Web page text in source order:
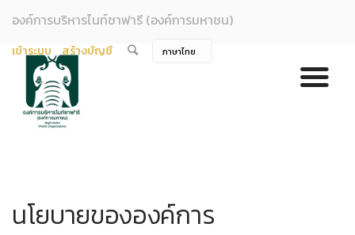
องค์การบริหารไนท์ซาฟารี (องค์การมหาชน)
เข้าระบบ สร้างบัญชี
นโยบายขององค์การ